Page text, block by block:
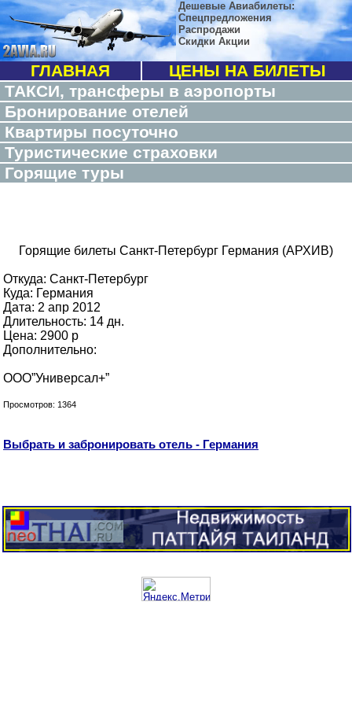
Дешевые Авиабилеты:
Спецпредложения
Распродажи
Скидки Акции
ГЛАВНАЯ
ЦЕНЫ НА БИЛЕТЫ
ТАКСИ, трансферы в аэропорты
Бронирование отелей
Квартиры посуточно
Туристические страховки
Горящие туры
Горящие билеты Санкт-Петербург Германия (АРХИВ)
Откуда: Санкт-Петербург
Куда: Германия
Дата: 2 апр 2012
Длительность: 14 дн.
Цена: 2900 p
Дополнительно:
ООО”Универсал+”
Просмотров: 1364
Выбрать и забронировать отель - Германия